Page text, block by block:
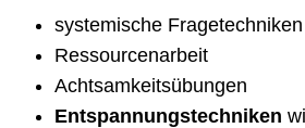
systemische Fragetechniken
Ressourcenarbeit
Achtsamkeitsübungen
Entspannungstechniken